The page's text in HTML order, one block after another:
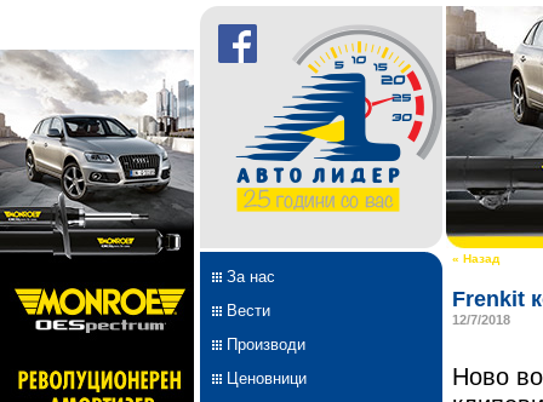
За нас
Вести
Производи
Ценовници
« Назад
Frenkit
12/7/2018
Ново